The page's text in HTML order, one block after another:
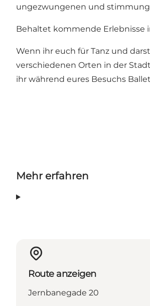
ungezwungenen und
Behaltet kommende Erlebnisse
Wenn ihr euch für Tanz und
verschiedenen Orten in der
ihr während eures Besuchs
Mehr erfahren
Route anzeigen
Jernbanegade 20